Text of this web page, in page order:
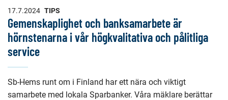
17.7.2024 TIPS
Gemenskaplighet och banksamarbete är
hörnstenarna i vår högkvalitativa och pålitliga
service
Sb-Hems runt om i Finland har ett nära och viktigt
samarbete med lokala Sparbanker. Våra mäklare berättar